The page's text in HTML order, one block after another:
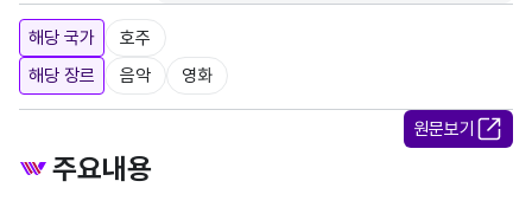
해당 국가
호주
해당 장르
음악 영화
원문보기
주요내용